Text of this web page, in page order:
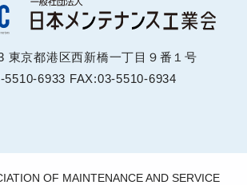
東京都港区西新橋一丁目９番１号
5510-6933 FAX:03-5510-6934
OF MAINTENANCE AND SERVICE